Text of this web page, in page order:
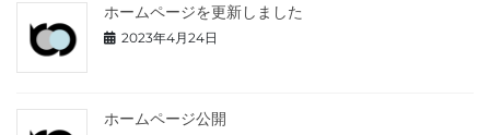
ホームページを更新しました
2023年4月24日
ホームページ公開